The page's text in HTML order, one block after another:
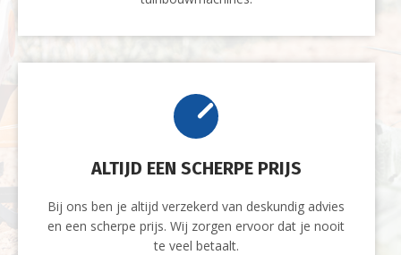
ALTIJD EEN SCHERPE PRIJS
Bij ons ben je altijd verzekerd van deskundig advies
en een scherpe prijs. Wij zorgen ervoor dat je nooit
te veel betaalt.